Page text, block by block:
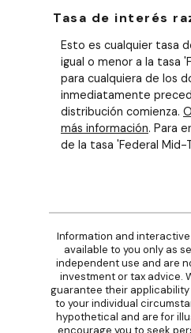
Tasa de interés
Esto es cualquier tasa
igual o menor a la tasa
para cualquiera de los
inmediatamente
distribución comienza.
más información. Para
de la tasa 'Federal Mid-
Information and
available to you only as
independent use and are
investment or tax advice.
guarantee their
to your individual
hypothetical and are for